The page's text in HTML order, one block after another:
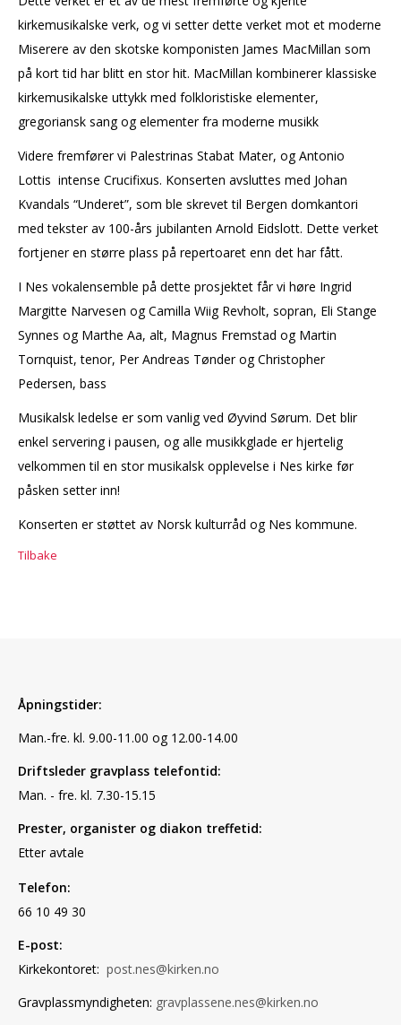
kirkemusikalske verk, og vi setter dette verket mot et moderne
Miserere av den skotske komponisten James MacMillan som
på kort tid har blitt en stor hit. MacMillan kombinerer klassiske
kirkemusikalske uttykk med folkloristiske elementer,
gregoriansk sang og elementer fra moderne musikk
Videre fremfører vi Palestrinas Stabat Mater, og Antonio
Lottis intense Crucifixus. Konserten avsluttes med Johan
Kvandals “Underet”, som ble skrevet til Bergen domkantori
med tekster av 100-års jubilanten Arnold Eidslott. Dette verket
fortjener en større plass på repertoaret enn det har fått.
I Nes vokalensemble på dette prosjektet får vi høre Ingrid
Margitte Narvesen og Camilla Wiig Revholt, sopran, Eli Stange
Synnes og Marthe Aa, alt, Magnus Fremstad og Martin
Tornquist, tenor, Per Andreas Tønder og Christopher
Pedersen, bass
Musikalsk ledelse er som vanlig ved Øyvind Sørum. Det blir
enkel servering i pausen, og alle musikkglade er hjertelig
velkommen til en stor musikalsk opplevelse i Nes kirke før
påsken setter inn!
Konserten er støttet av Norsk kulturråd og Nes kommune.
Tilbake
Åpningstider:
Man.-fre. kl. 9.00-11.00 og 12.00-14.00
Driftsleder gravplass telefontid:
Man. - fre. kl. 7.30-15.15
Prester, organister og diakon treffetid:
Etter avtale
Telefon:
66 10 49 30
E-post:
Kirkekontoret: post.nes@kirken.no
Gravplassmyndigheten: gravplassene.nes@kirken.no